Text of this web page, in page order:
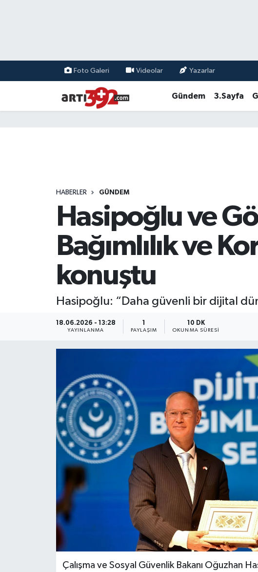
Foto Galeri Videolar Yazarlar
Gündem 3.Sayfa
HABERLER GÜNDEM
Hasipoğlu ve
Bağımlılık ve
konuştu
Hasipoğlu: “Daha güvenli bir dijital
18.06.2026 - 13:28
YAYINLANMA
1
PAYLAŞIM
10 DK
OKUNMA SÜRESI
Çalışma ve Sosyal Güvenlik Bakanı Oğuzhan